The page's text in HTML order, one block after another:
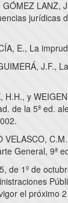
GÓMEZ LANZ,
jurídicas
E., La
J.F.,
H.H., y
de la 5ª ed.
VELASCO,
General, 9ª
de 1º de
el próximo